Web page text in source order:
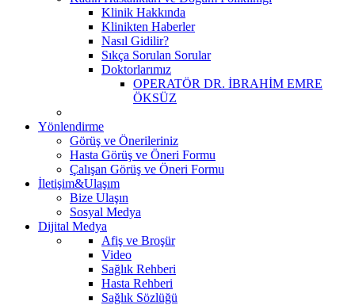
Klinik Hakkında
Klinikten Haberler
Nasıl Gidilir?
Sıkça Sorulan Sorular
Doktorlarımız
OPERATÖR DR. İBRAHİM EMRE
ÖKSÜZ
Yönlendirme
Görüş ve Önerileriniz
Hasta Görüş ve Öneri Formu
Çalışan Görüş ve Öneri Formu
İletişim&Ulaşım
Bize Ulaşın
Sosyal Medya
Dijital Medya
Afiş ve Broşür
Video
Sağlık Rehberi
Hasta Rehberi
Sağlık Sözlüğü